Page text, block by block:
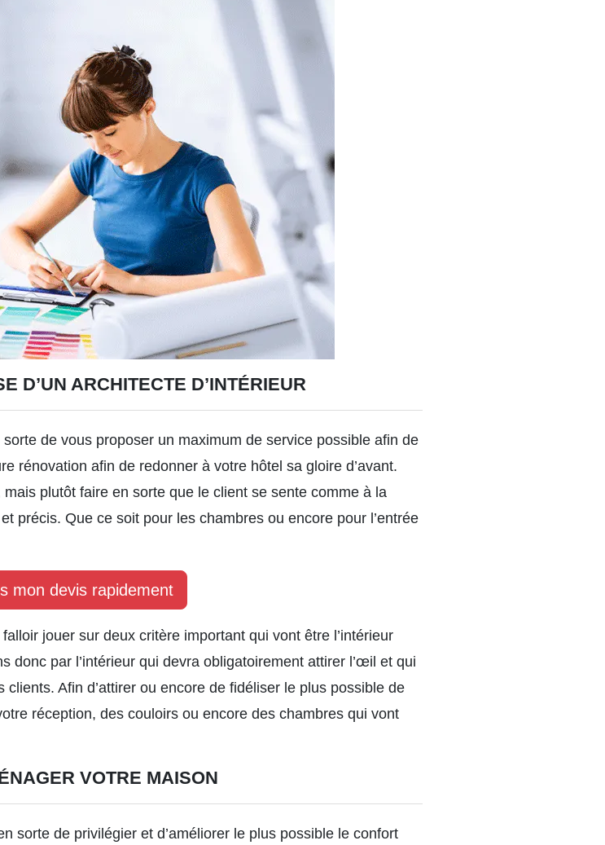
D’UN ARCHITECTE D’INTÉRIEUR
de vous proposer un maximum de service possible afin de
rénovation afin de redonner à votre hôtel sa gloire d’avant.
mais plutôt faire en sorte que le client se sente comme à la
précis. Que ce soit pour les chambres ou encore pour l’entrée
mon devis rapidement
jouer sur deux critère important qui vont être l’intérieur
donc par l’intérieur qui devra obligatoirement attirer l’œil et qui
Afin d’attirer ou encore de fidéliser le plus possible de
réception, des couloirs ou encore des chambres qui vont
VOTRE MAISON
sorte de privilégier et d’améliorer le plus possible le confort